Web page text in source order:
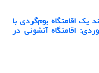
یک اقامتگاه بوم‌گردی با
اقامتگاه آتشونی در